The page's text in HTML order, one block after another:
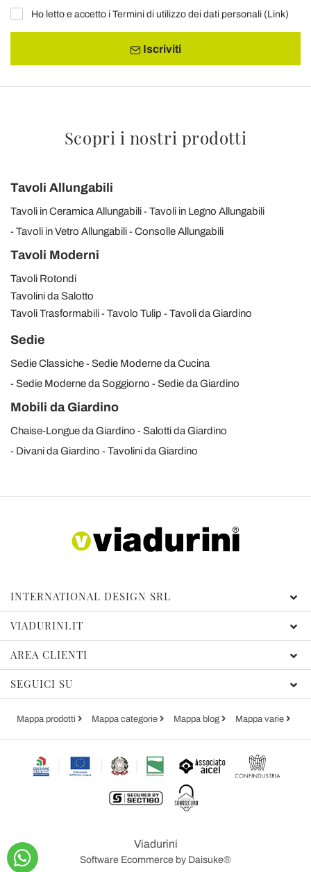
Ho letto e accetto i Termini di utilizzo dei dati personali (Link)
Iscriviti
Scopri i nostri prodotti
Tavoli Allungabili
Tavoli in Ceramica Allungabili
Tavoli in Legno Allungabili
Tavoli in Vetro Allungabili
Consolle Allungabili
Tavoli Moderni
Tavoli Rotondi
Tavolini da Salotto
Tavoli Trasformabili
Tavolo Tulip Tavoli da Giardino
Sedie
Sedie Classiche
Sedie Moderne da Cucina
Sedie Moderne da Soggiorno
Sedie da Giardino
Mobili da Giardino
Chaise-Longue da Giardino
Salotti da Giardino
Divani da Giardino
Tavolini da Giardino
INTERNATIONAL DESIGN SRL
VIADURINI.IT
AREA CLIENTI
SEGUICI SU
Mappa prodotti Mappa categorie Mappa blog Mappa varie
Viadurini
Software Ecommerce by Daisuke®